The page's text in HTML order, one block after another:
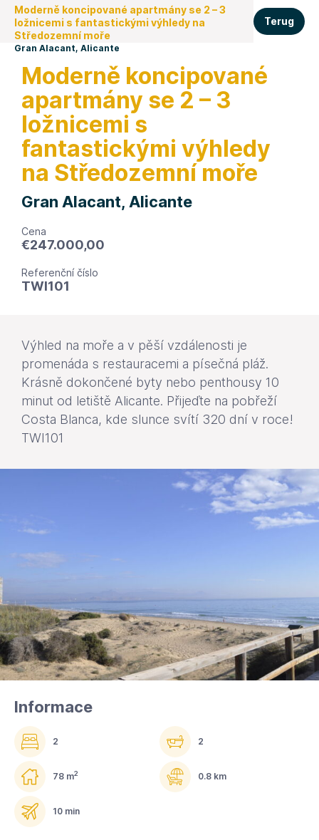
Moderně koncipované apartmány se 2 – 3
ložnicemi s fantastickými výhledy na
Středozemní moře
Gran Alacant, Alicante
Terug
Moderně koncipované
apartmány se 2 – 3
ložnicemi s
fantastickými výhledy
na Středozemní moře
Gran Alacant, Alicante
Cena
€247.000,00
Referenční číslo
TWI101
Výhled na moře a v pěší vzdálenosti je
promenáda s restauracemi a písečná pláž.
Krásně dokončené byty nebo penthousy 10
minut od letiště Alicante. Přijeďte na pobřeží
Costa Blanca, kde slunce svítí 320 dní v roce!
TWI101
Informace
2 2
78 m2 0.8 km
10 min